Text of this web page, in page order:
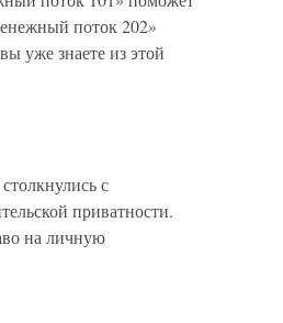
поток 202»
уже знаете из этой
с
приватности.
на личную